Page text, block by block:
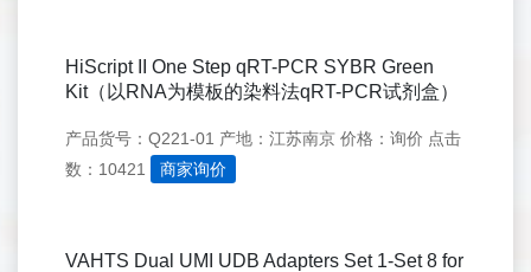
HiScript II One Step qRT-PCR SYBR Green
Kit（以RNA为模板的染料法qRT-PCR试剂盒）
产品货号：Q221-01 产地：江苏南京 价格：询价 点击
数：10421
商家询价
VAHTS Dual UMI UDB Adapters Set 1-Set 8 for